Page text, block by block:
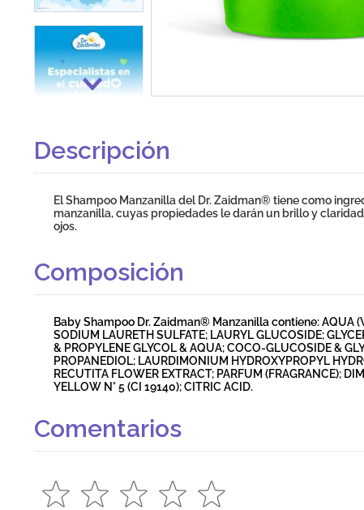
Descripción
El Shampoo Manzanilla del Dr. Zaidman® tiene como
manzanilla, cuyas propiedades le darán un brillo y
ojos.
Composición
Baby Shampoo Dr. Zaidman® Manzanilla contiene: AQUA
SODIUM LAURETH SULFATE; LAURYL GLUCOSIDE;
& PROPYLENE GLYCOL & AQUA; COCO-GLUCOSIDE &
PROPANEDIOL; LAURDIMONIUM HYDROXYPROPYL
RECUTITA FLOWER EXTRACT; PARFUM (FRAGRANCE);
YELLOW N° 5 (CI 19140); CITRIC ACID.
Comentarios